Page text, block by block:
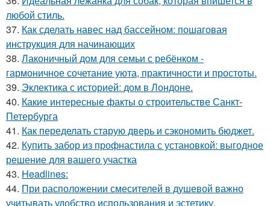
любой стиль.
37. Как сделать навес над бассейном: пошаговая
инструкция для начинающих
38. Лаконичный дом для семьи с ребёнком -
гармоничное сочетание уюта, практичности и простоты.
39. Эклектика с историей: дом в Лондоне.
40. Какие интересные факты о строительстве Санкт-
Петербурга
41. Как переделать старую дверь и сэкономить бюджет.
42. Купить забор из профнастила с установкой: выгодное
решение для вашего участка
43. Headlines:
44. При расположении смесителей в душевой важно
учитывать удобство использования и эстетику.